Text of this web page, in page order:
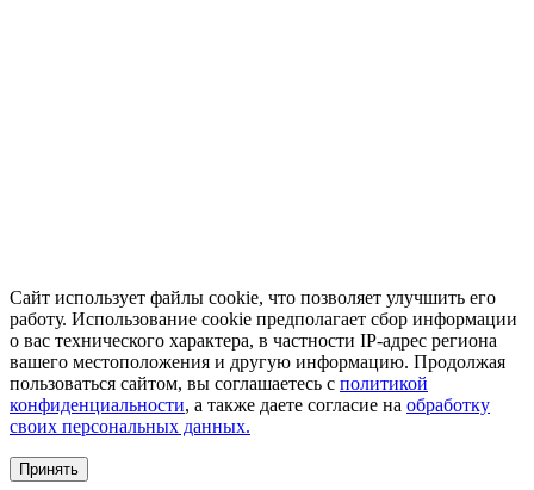
Сайт использует файлы cookie, что позволяет улучшить его
работу. Использование cookie предполагает сбор информации
о вас технического характера, в частности IP-адрес региона
вашего местоположения и другую информацию. Продолжая
пользоваться сайтом, вы соглашаетесь с политикой
конфиденциальности, а также даете согласие на обработку
своих персональных данных.
Принять